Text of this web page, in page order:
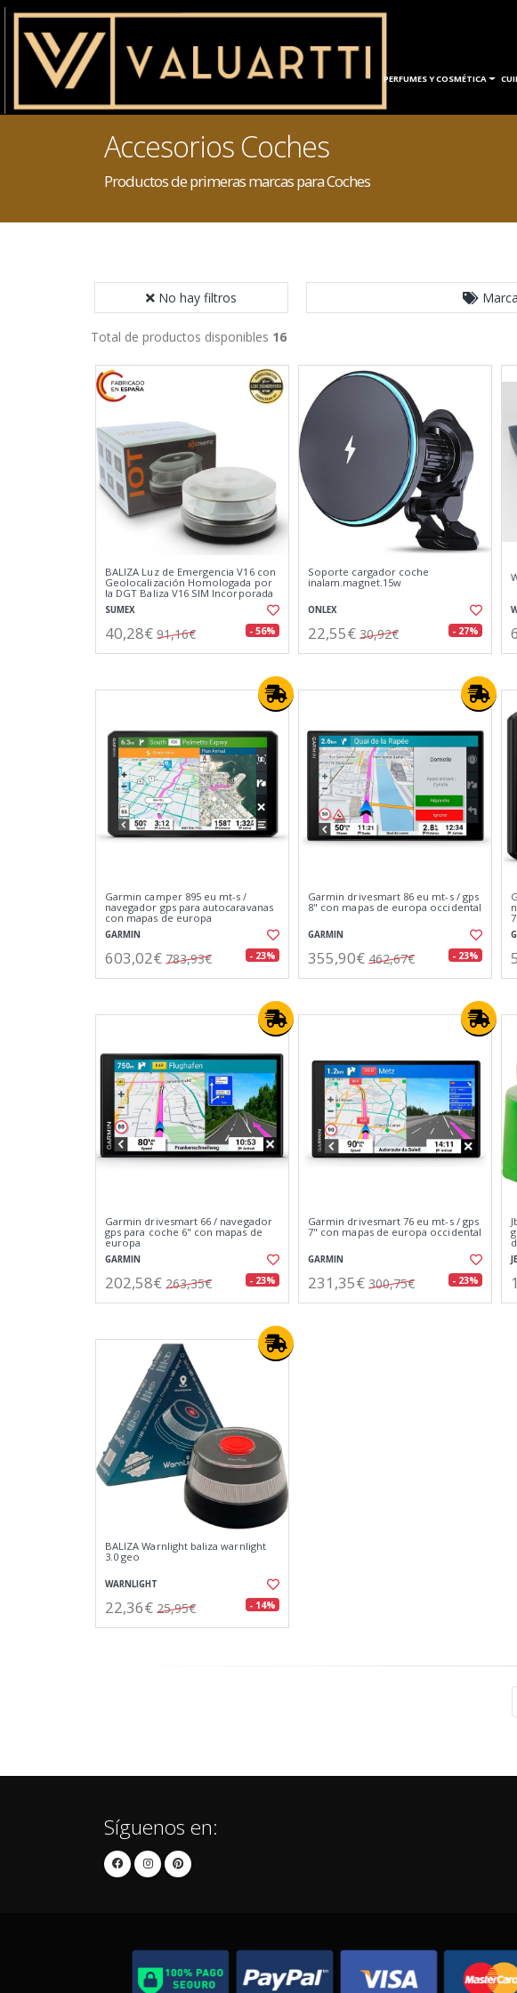
INICIO HOGAR PERFUMES Y COSMÉTICA
Accesorios Coches
Productos de primeras marcas para Coches
No hay filtros
Total de productos disponibles 16
BALIZA Luz de Emergencia V16 con
Geolocalización Homologada por
la DGT Baliza V16 SIM Incorporada
Clasificación IP-54
SUMEX
40,28€ 91,16€ - 56%
Soporte cargador coche
inalam.magnet.15w
ONLEX
22,55€ 30,92€ - 27%
Garmin camper 895 eu mt-s /
navegador gps para autocaravanas
con mapas de europa
GARMIN
603,02€ 783,93€ - 23%
Garmin drivesmart 86 eu mt-s / gps
8" con mapas de europa occidental
GARMIN
355,90€ 462,67€ - 23%
Garmin drivesmart 66 / navegador
gps para coche 6" con mapas de
europa
GARMIN
202,58€ 263,35€ - 23%
Garmin drivesmart 76 eu mt-s / gps
7" con mapas de europa occidental
GARMIN
231,35€ 300,75€ - 23%
BALIZA Warnlight baliza warnlight
3.0 geo
WARNLIGHT
22,36€ 25,95€ - 14%
Síguenos en: